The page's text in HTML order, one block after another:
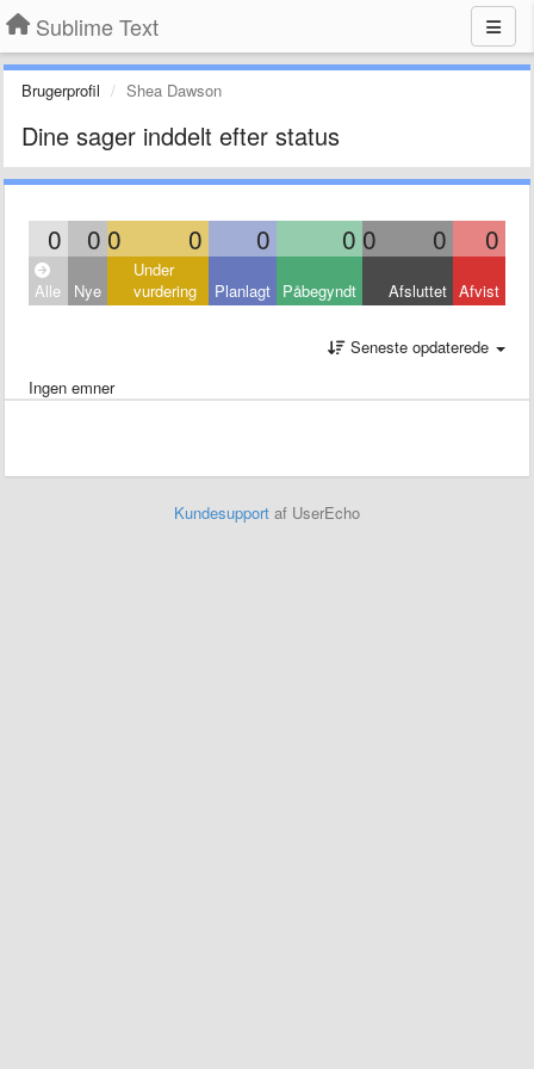
Sublime Text
Brugerprofil Shea Dawson
Dine sager inddelt efter status
0 0 0 0 0 0 0 0 0
Alle Nye
Under
vurdering
Planlagt Påbegyndt Afsluttet Afvist
Seneste opdaterede
Ingen emner
Kundesupport af UserEcho